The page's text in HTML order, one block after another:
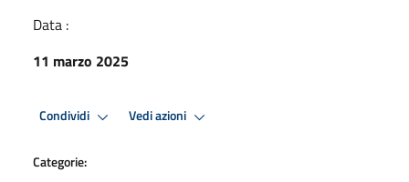
Data :
11 marzo 2025
Condividi Vedi azioni
Categorie: